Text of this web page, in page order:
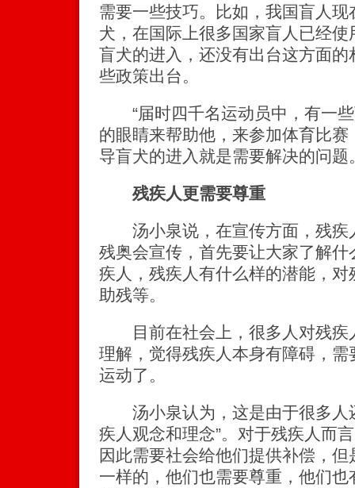
需要一些技巧。比如，我国盲人
犬，在国际上很多国家盲人已经
盲犬的进入，还没有出台这方面
些政策出台。
“届时四千名运动员中，有一些
的眼睛来帮助他，来参加体育比
导盲犬的进入就是需要解决的问题
残疾人更需要尊重
汤小泉说，在宣传方面，残疾
残奥会宣传，首先要让大家了解
疾人，残疾人有什么样的潜能，
助残等。
目前在社会上，很多人对残疾
理解，觉得残疾人本身有障碍，
运动了。
汤小泉认为，这是由于很多人
疾人观念和理念”。对于残疾人而
因此需要社会给他们提供补偿，
一样的，他们也需要尊重，他们